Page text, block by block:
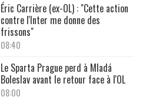
Éric Carrière (ex-OL) : "Cette action
contre l'Inter me donne des
frissons"
08:40
Le Sparta Prague perd à Mladá
Boleslav avant le retour face à l'OL
08:00